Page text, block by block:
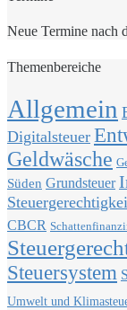
Neue Termine nach
Themenbereiche
Allgemein
Digitalsteuer
Geldwäsche
Süden Grundsteuer
CBCR
Steuersystem
Umwelt und